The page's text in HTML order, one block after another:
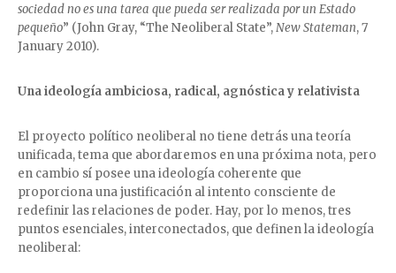
sociedad no es una tarea que pueda ser realizada por un Estado
pequeño” (John Gray, “The Neoliberal State”,New Stateman, 7
January 2010).
Una ideología ambiciosa, radical, agnóstica y relativista
El proyecto político neoliberal no tiene detrás una teoría
unificada, tema que abordaremos en una próxima nota, pero
en cambio sí posee una ideología coherente que
proporciona una justificación al intento consciente de
redefinir las relaciones de poder. Hay, por lo menos, tres
puntos esenciales, interconectados, que definen la ideología
neoliberal: